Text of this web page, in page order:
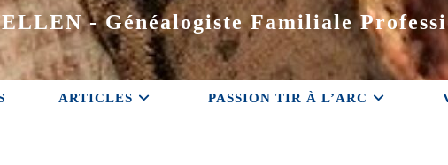
- Généalogiste Familiale
ARTICLES PASSION TIR À L’ARC